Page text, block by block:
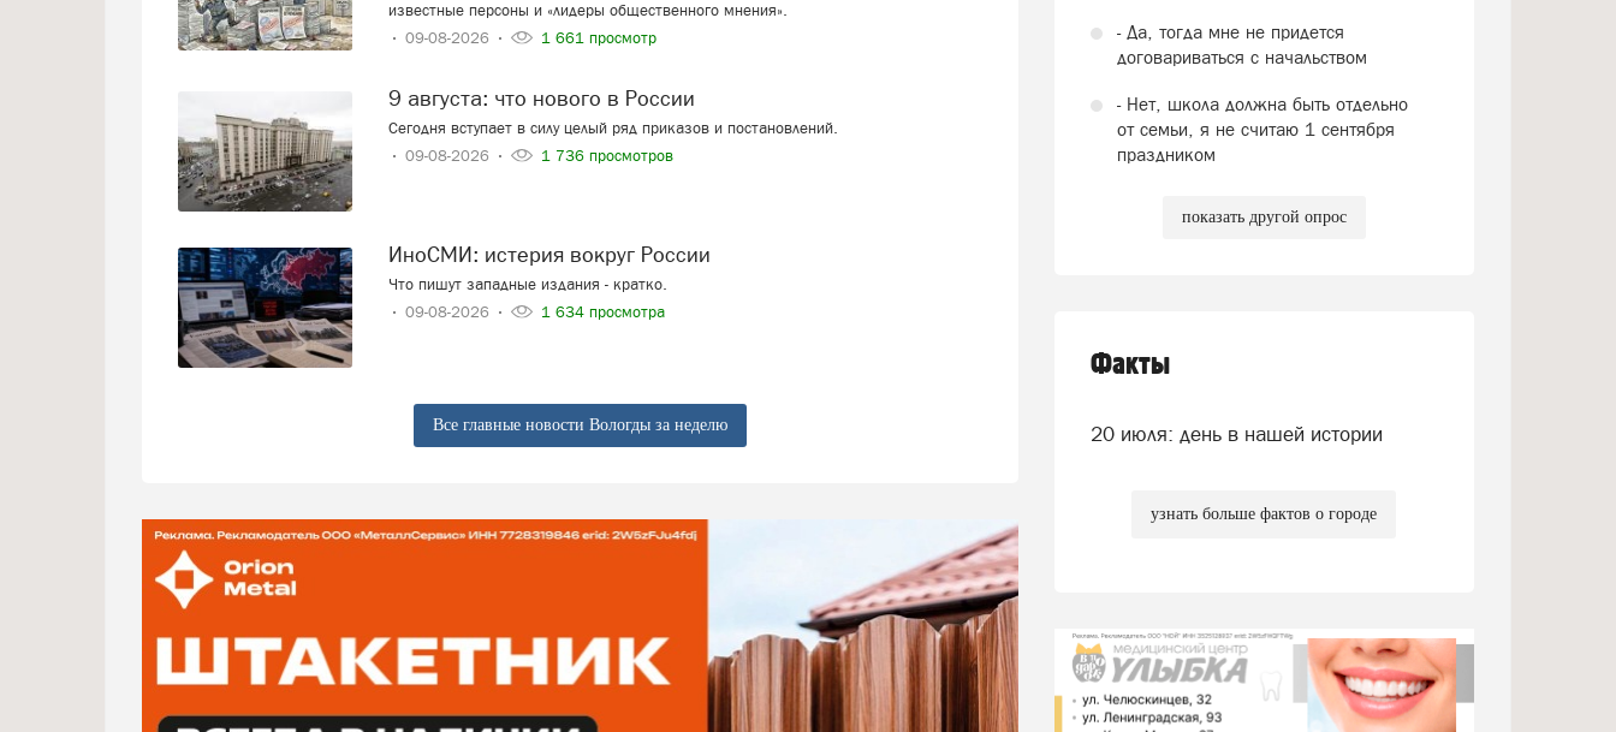
известные персоны и «лидеры общественного мнения».
09-08-2026
1 661 просмотр
9 августа: что нового в России
Сегодня вступает в силу целый ряд приказов и постановлений.
09-08-2026
1 736 просмотров
ИноСМИ: истерия вокруг России
Что пишут западные издания - кратко.
09-08-2026
1 634 просмотра
Все главные новости Вологды за неделю
- Да, тогда мне не придется
договариваться с начальством
- Нет, школа должна быть отдельно
от семьи, я не считаю 1 сентября
праздником
показать другой опрос
Факты
20 июля: день в нашей истории
узнать больше фактов о городе